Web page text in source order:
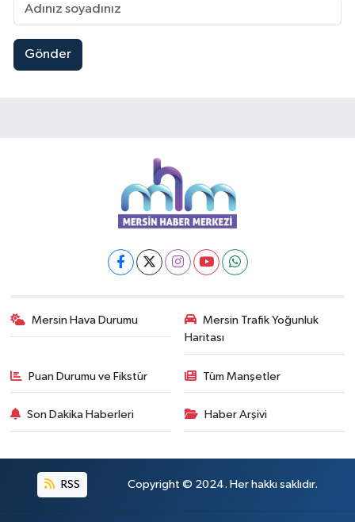
Gönder
Mersin Hava Durumu
Mersin Trafik Yoğunluk
Haritası
Puan Durumu ve Fikstür Tüm Manşetler
Son Dakika Haberleri Haber Arşivi
RSS Copyright © 2024. Her hakkı saklıdır.